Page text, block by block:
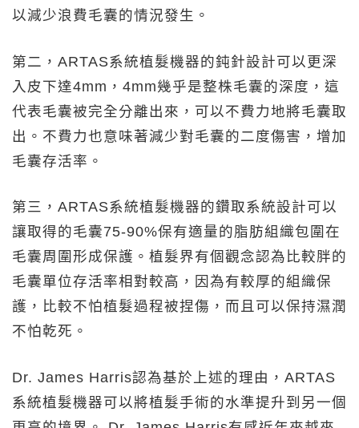
以減少浪費毛囊的情況發生。
第二，ARTAS系統植髮機器的鈍針設計可以更深
入皮下達4mm，4mm幾乎是整株毛囊的深度，這
代表毛囊被完全分離出來，可以不費力地將毛囊取
出。不費力也意味著減少對毛囊的二度傷害，增加
毛囊存活率。
第三，ARTAS系統植髮機器的鑽取系統設計可以
讓取得的毛囊75-90%保有適量的脂肪組織包圍在
毛囊周圍形成保護。植髮界有個觀念認為比較胖的
毛囊單位存活率相對較高，因為有較厚的組織保
護，比較不怕植髮過程被捏傷，而且可以保持濕潤
不怕乾死。
Dr. James Harris認為基於上述的理由，ARTAS
系統植髮機器可以將植髮手術的水準提升到另一個